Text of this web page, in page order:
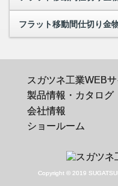
スガツネ工業WEB
製品情報・カタログ
会社情報
ショールーム
Copyright © 2019